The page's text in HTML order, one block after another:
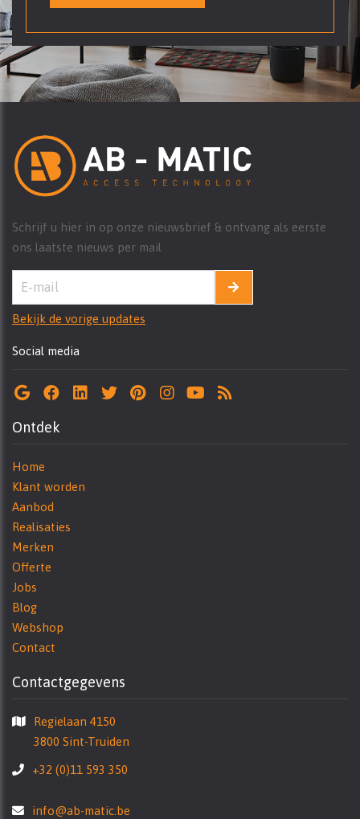
Schrijf u hier in op onze nieuwsbrief & ontvang als eerste
ons laatste nieuws per mail
Bekijk de vorige updates
Social media
Ontdek
Home
Klant worden
Aanbod
Realisaties
Merken
Offerte
Jobs
Blog
Webshop
Contact
Contactgegevens
Regielaan 4150
3800 Sint-Truiden
+32 (0)11 593 350
info@ab-matic.be